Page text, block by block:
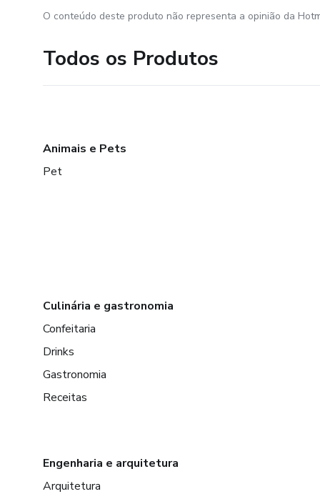
O conteúdo deste produto não representa a opinião da
Todos os Produtos
Animais e Pets
Pet
Culinária e gastronomia
Confeitaria
Drinks
Gastronomia
Receitas
Engenharia e arquitetura
Arquitetura